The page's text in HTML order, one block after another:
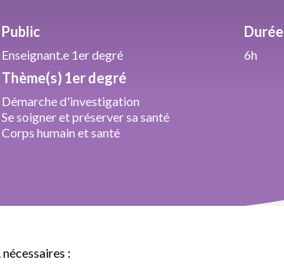
Public
Enseignant.e 1er degré
Thème(s) 1er degré
Démarche d'investigation
Se soigner et préserver sa santé
Corps humain et santé
Durée
6h
: